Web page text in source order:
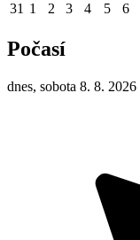
31 1 2 3 4 5 6
Počasí
dnes, sobota 8. 8. 2026